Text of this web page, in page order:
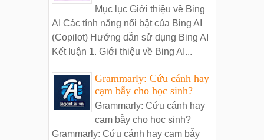
Mục lục Giới thiệu về Bing
AI Các tính năng nổi bật của Bing AI
(Copilot) Hướng dẫn sử dụng Bing AI
Kết luận 1. Giới thiệu về Bing AI...
Grammarly: Cứu cánh hay
cạm bẫy cho học sinh?
Grammarly: Cứu cánh hay
cạm bẫy cho học sinh?
Grammarly: Cứu cánh hay cạm bẫy